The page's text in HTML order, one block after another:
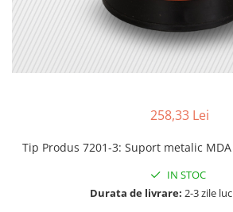
258,33 Lei
Tip Produs 7201-3: Suport metalic
IN STOC
Durata de livrare: 2-3 zile